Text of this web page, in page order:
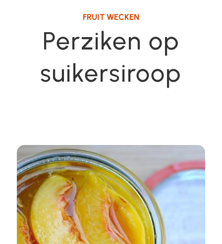
FRUIT WECKEN
Perziken op
suikersiroop